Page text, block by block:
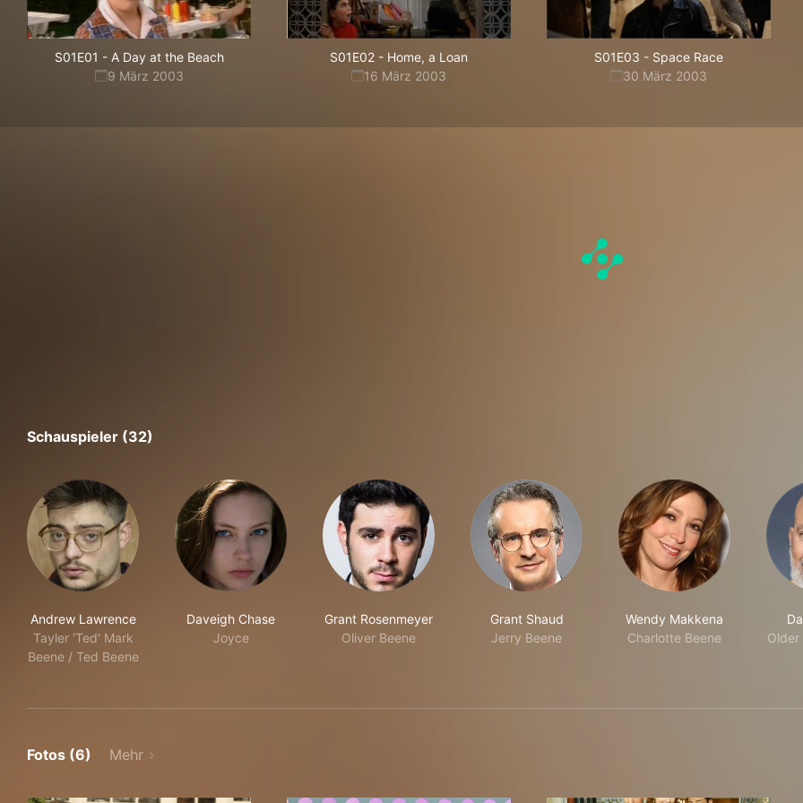
S01E01 - A Day at the Beach
9 März 2003
S01E02 - Home, a Loan
16 März 2003
S01E03 - Space Race
30 März 2003
Schauspieler (32)
Andrew Lawrence
Tayler 'Ted' Mark
Beene / Ted Beene
Daveigh Chase
Joyce
Grant Rosenmeyer
Oliver Beene
Grant Shaud
Jerry Beene
Wendy Makkena
Charlotte Beene
Older
Fotos (6) Mehr